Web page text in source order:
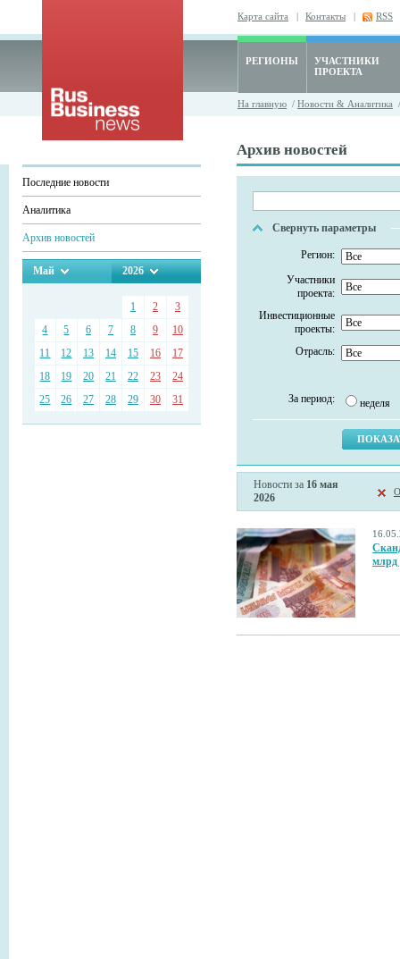
Карта сайта | Контакты | RSS
РЕГИОНЫ
УЧАСТНИКИ
ПРОЕКТА
На главную / Новости & Аналитика
Последние новости
Аналитика
Архив новостей
Май 2026
1 2
3
4
5 6 7 8 9
10
11
12 13 14 15 16
17
18
19 20 21 22 23
24
25
26 27 28 29 30 31
Архив новостей
Свернуть параметры
Регион:
Участники
проекта:
Инвестиционные
проекты:
Отрасль:
За период: неделя
Новости за 16 мая
2026
млрд